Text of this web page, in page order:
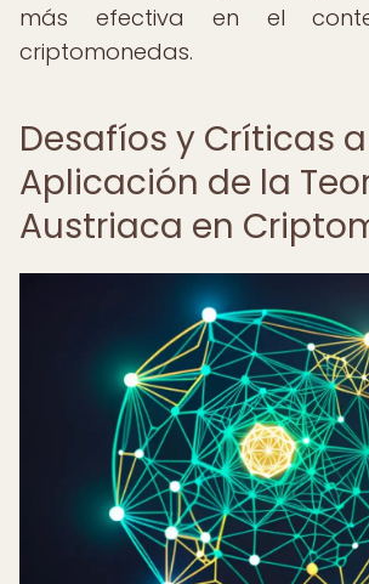
más efectiva en el
criptomonedas.
Desafíos y Críticas
Aplicación de la
Austriaca en